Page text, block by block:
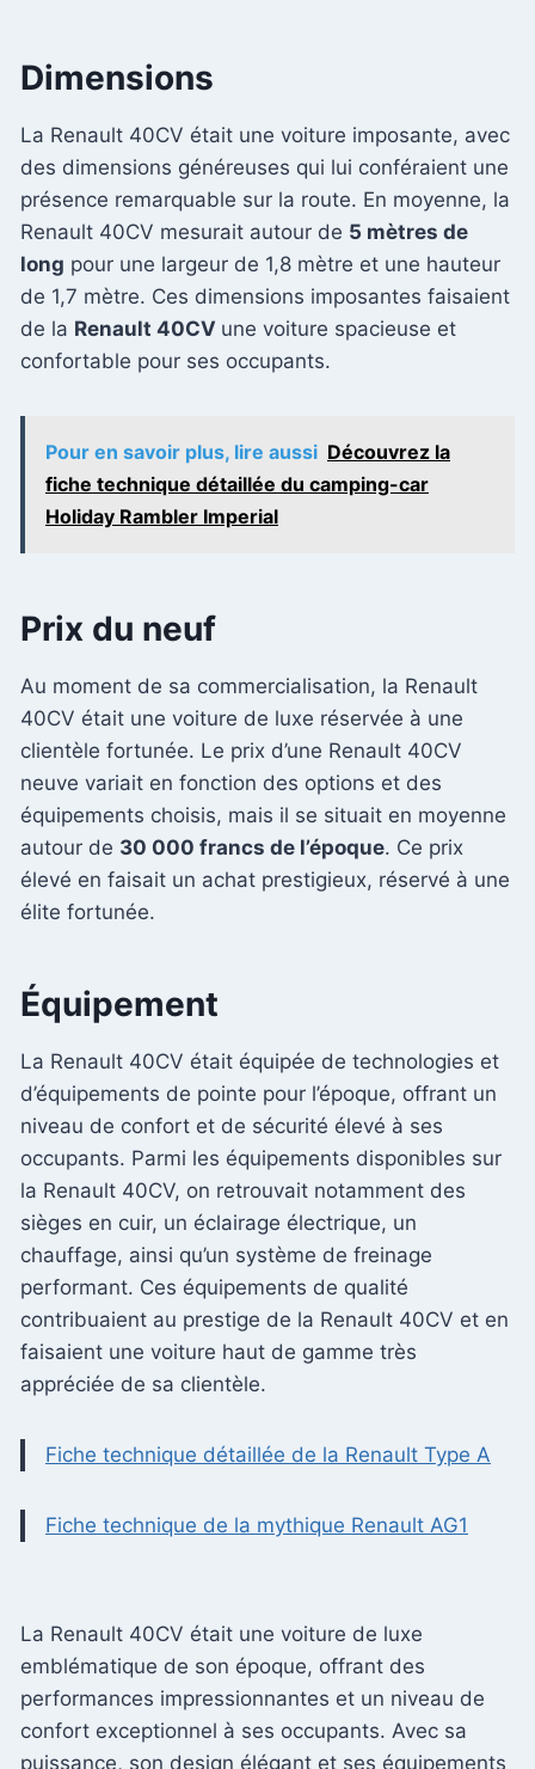
Dimensions
La Renault 40CV était une voiture imposante, avec
des dimensions généreuses qui lui conféraient une
présence remarquable sur la route. En moyenne, la
Renault 40CV mesurait autour de 5 mètres de
long pour une largeur de 1,8 mètre et une hauteur
de 1,7 mètre. Ces dimensions imposantes faisaient
de la Renault 40CV une voiture spacieuse et
confortable pour ses occupants.
Pour en savoir plus, lire aussi Découvrez la
fiche technique détaillée du camping-car
Holiday Rambler Imperial
Prix du neuf
Au moment de sa commercialisation, la Renault
40CV était une voiture de luxe réservée à une
clientèle fortunée. Le prix d’une Renault 40CV
neuve variait en fonction des options et des
équipements choisis, mais il se situait en moyenne
autour de 30 000 francs de l’époque. Ce prix
élevé en faisait un achat prestigieux, réservé à une
élite fortunée.
Équipement
La Renault 40CV était équipée de technologies et
d’équipements de pointe pour l’époque, offrant un
niveau de confort et de sécurité élevé à ses
occupants. Parmi les équipements disponibles sur
la Renault 40CV, on retrouvait notamment des
sièges en cuir, un éclairage électrique, un
chauffage, ainsi qu’un système de freinage
performant. Ces équipements de qualité
contribuaient au prestige de la Renault 40CV et en
faisaient une voiture haut de gamme très
appréciée de sa clientèle.
Fiche technique détaillée de la Renault Type A
Fiche technique de la mythique Renault AG1
La Renault 40CV était une voiture de luxe
emblématique de son époque, offrant des
performances impressionnantes et un niveau de
confort exceptionnel à ses occupants. Avec sa
puissance, son design élégant et ses équipements